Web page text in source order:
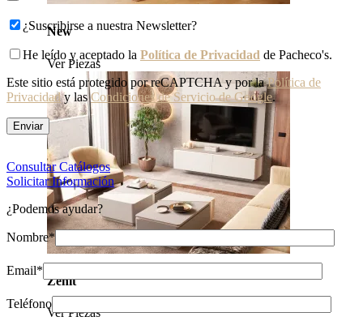
New
Ver Piezas
Zenit
Ver Piezas
¿Suscribirse a nuestra Newsletter?
He leído y aceptado la Política de Privacidad de Pacheco's.
Este sitio está protegido por reCAPTCHA y por laPolítica de
Privacidady lasCondiciones de Servicio de Google.
Consultar Catálogos
Solicitar Información
¿Podemos ayudar?
Nombre*
Email*
Teléfono